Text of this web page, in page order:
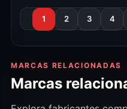
1 2 3 4
MARCAS RELACIONADAS
Marcas